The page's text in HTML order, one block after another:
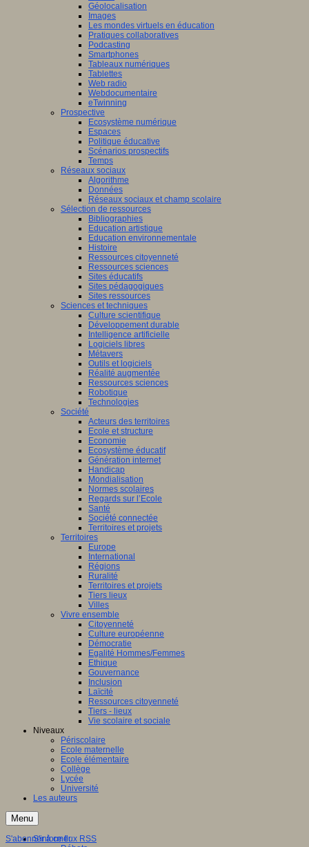
Géolocalisation
Images
Les mondes virtuels en éducation
Pratiques collaboratives
Podcasting
Smartphones
Tableaux numériques
Tablettes
Web radio
Webdocumentaire
eTwinning
Prospective
Ecosystème numérique
Espaces
Politique éducative
Scénarios prospectifs
Temps
Réseaux sociaux
Algorithme
Données
Réseaux sociaux et champ scolaire
Sélection de ressources
Bibliographies
Education artistique
Education environnementale
Histoire
Ressources citoyenneté
Ressources sciences
Sites éducatifs
Sites pédagogiques
Sites ressources
Sciences et techniques
Culture scientifique
Développement durable
Intelligence artificielle
Logiciels libres
Métavers
Outils et logiciels
Réalité augmentée
Ressources sciences
Robotique
Technologies
Société
Acteurs des territoires
Ecole et structure
Economie
Ecosystème éducatif
Génération internet
Handicap
Mondialisation
Normes scolaires
Regards sur l’Ecole
Santé
Société connectée
Territoires et projets
Territoires
Europe
International
Régions
Ruralité
Territoires et projets
Tiers lieux
Villes
Vivre ensemble
Citoyenneté
Culture européenne
Démocratie
Egalité Hommes/Femmes
Ethique
Gouvernance
Inclusion
Laïcité
Ressources citoyenneté
Tiers - lieux
Vie scolaire et sociale
Niveaux
Périscolaire
Ecole maternelle
Ecole élémentaire
Collège
Lycée
Université
Les auteurs
Menu
S'informer
S'abonner à ce flux RSS